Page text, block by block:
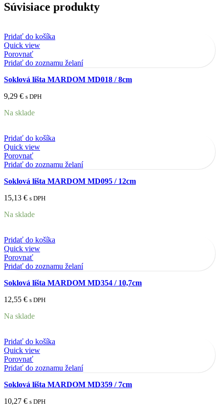
Súvisiace produkty
Pridať do košíka
Quick view
Porovnať
Pridať do zoznamu želaní
Soklová lišta MARDOM MD018 / 8cm
9,29 € s DPH
Na sklade
Pridať do košíka
Quick view
Porovnať
Pridať do zoznamu želaní
Soklová lišta MARDOM MD095 / 12cm
15,13 € s DPH
Na sklade
Pridať do košíka
Quick view
Porovnať
Pridať do zoznamu želaní
Soklová lišta MARDOM MD354 / 10,7cm
12,55 € s DPH
Na sklade
Pridať do košíka
Quick view
Porovnať
Pridať do zoznamu želaní
Soklová lišta MARDOM MD359 / 7cm
10,27 € s DPH